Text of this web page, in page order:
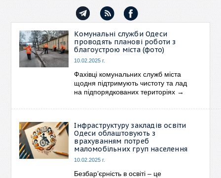
Комунальні служби Одеси
проводять планові роботи з
благоустрою міста (фото)
10.02.2025 г.
Фахівці комунальних служб міста
щодня підтримують чистоту та лад
на підпорядкованих територіях →
Інфраструктуру закладів освіти
Одеси облаштовують з
врахуванням потреб
маломобільних груп населення
10.02.2025 г.
Безбар’єрність в освіті – це